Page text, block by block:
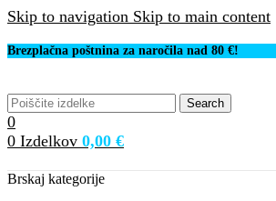
Skip to navigation Skip to main content
Brezplačna poštnina za naročila nad 80 €!
Search
0
0 Izdelkov 0,00 €
Brskaj kategorije